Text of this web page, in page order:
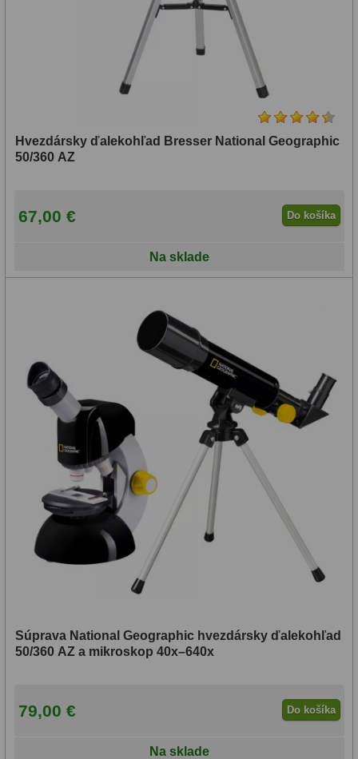
Hvezdársky ďalekohľad Bresser National Geographic
50/360 AZ
67,00 € Do košíka
Na sklade
Súprava National Geographic hvezdársky ďalekohľad
50/360 AZ a mikroskop 40x–640x
79,00 € Do košíka
Na sklade